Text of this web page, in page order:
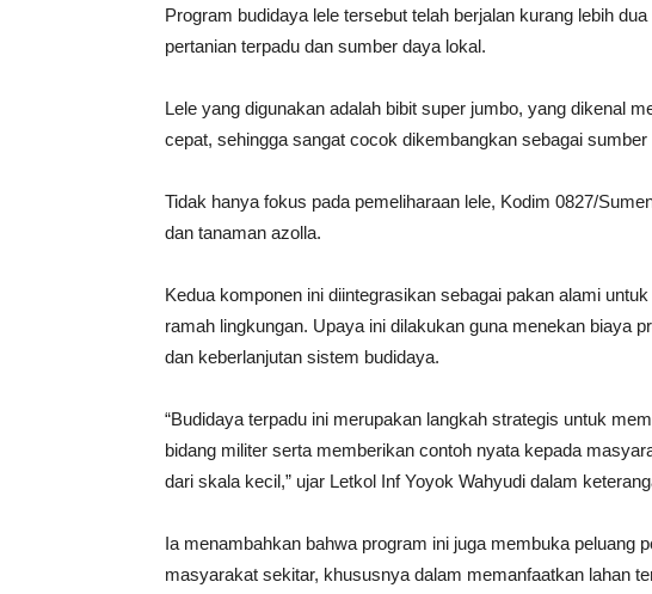
Program budidaya lele tersebut telah berjalan kurang lebih
pertanian terpadu dan sumber daya lokal.
Lele yang digunakan adalah bibit super jumbo, yang dikenal
cepat, sehingga sangat cocok dikembangkan sebagai
Tidak hanya fokus pada pemeliharaan lele, Kodim 0827/
dan tanaman azolla.
Kedua komponen ini diintegrasikan sebagai pakan alami
ramah lingkungan. Upaya ini dilakukan guna menekan biaya
dan keberlanjutan sistem budidaya.
“Budidaya terpadu ini merupakan langkah strategis untuk
bidang militer serta memberikan contoh nyata kepada
dari skala kecil,” ujar Letkol Inf Yoyok Wahyudi dalam
Ia menambahkan bahwa program ini juga membuka peluang
masyarakat sekitar, khususnya dalam memanfaatkan lahan